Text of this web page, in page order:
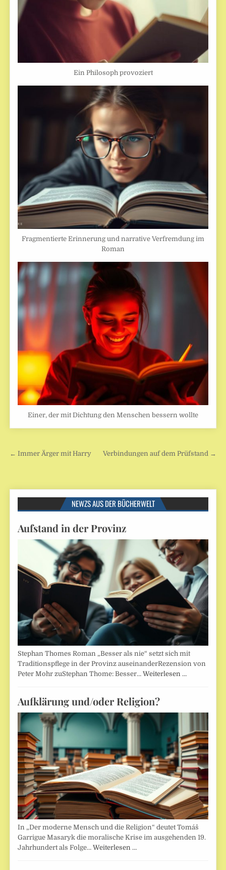
Ein Philosoph provoziert
Fragmentierte Erinnerung und narrative Verfremdung im
Roman
Einer, der mit Dichtung den Menschen bessern wollte
Beitragsnavigation
← Immer Ärger mit Harry Verbindungen auf dem Prüfstand →
NEWZS AUS DER BÜCHERWELT
Aufstand in der Provinz
Stephan Thomes Roman „Besser als nie“ setzt sich mit
Traditionspflege in der Provinz auseinanderRezension von
Peter Mohr zuStephan Thome: Besser…Weiterlesen …
Aufklärung und/oder Religion?
In „Der moderne Mensch und die Religion“ deutet Tomáš
Garrigue Masaryk die moralische Krise im ausgehenden 19.
Jahrhundert als Folge…Weiterlesen …